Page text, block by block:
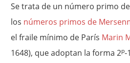
Se trata de un número primo
los números primos de
el fraile mínimo de París Marin
1648), que adoptan la forma 2p-